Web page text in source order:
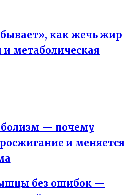
как жечь жир
метаболическая
— почему
и меняется
без ошибок —